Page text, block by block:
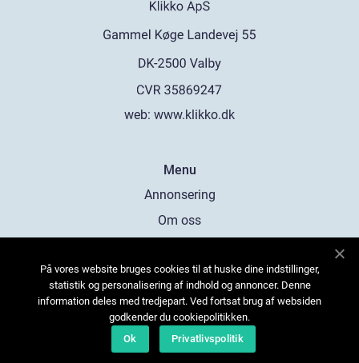
web: www.klikko.dk
Menu
Annonsering
Om oss
Kontakta oss
Sitemap
På vores website bruges cookies til at huske dine indstillinger,
statistik og personalisering af indhold og annoncer. Denne
information deles med tredjepart. Ved fortsat brug af websiden
godkender du cookiepolitikken.
Ok
Privatlivspolitik